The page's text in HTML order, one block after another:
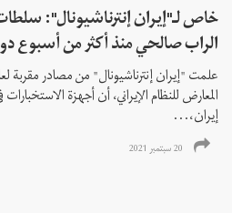
خاص لـ"إيران إنترناشيونال":
الراب صالحي منذ أكثر من أسبوع
علمت "إيران إنترناشيونال" من مصادر مقربة
المعارض للنظام الإيراني، أن أجهزة
إيران،...
20 سبتمبر 2021